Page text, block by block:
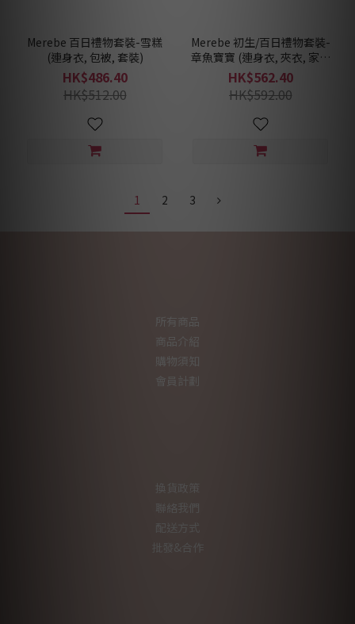
Merebe 百日禮物套裝-雪糕
(連身衣, 包被, 套裝)
HK$486.40
HK$512.00
Merebe 初生/百日禮物套裝-
章魚寶寶 (連身衣, 夾衣, 家居
套裝)
HK$562.40
HK$592.00
1 2 3
所有商品
商品介紹
購物須知
會員計劃
換貨政策
聯絡我們
配送方式
批發&合作